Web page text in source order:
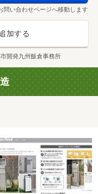
約8分
せていただきます。
問い合わせページへ移動します
加する
開発九州飯倉事務所